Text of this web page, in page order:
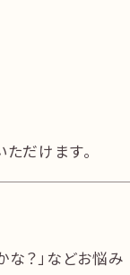
だけます。
な？」などお悩み